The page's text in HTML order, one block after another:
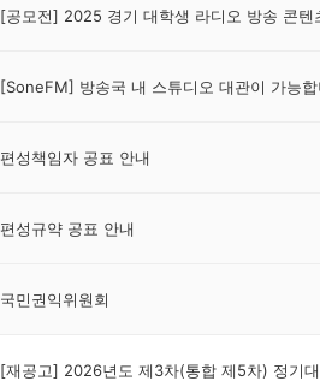
[공모전] 2025 경기 대학생 라디오 방송 콘텐
[SoneFM] 방송국 내 스튜디오 대관이 가능합
편성책임자 공표 안내
편성규약 공표 안내
국민권익위원회
[재공고] 2026년도 제3차(통합 제5차) 정기